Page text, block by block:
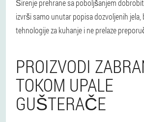
Širenje prehrane sa poboljšanjem
izvrši samo unutar popisa dozvoljenih jela,
tehnologije za kuhanje i ne prelaze
PROIZVODI
TOKOM UPALE
GUŠTERAČE